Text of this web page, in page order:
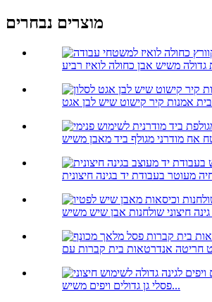
מוצרים נבחרים
פסלי גן גדולים ויפים משיש...